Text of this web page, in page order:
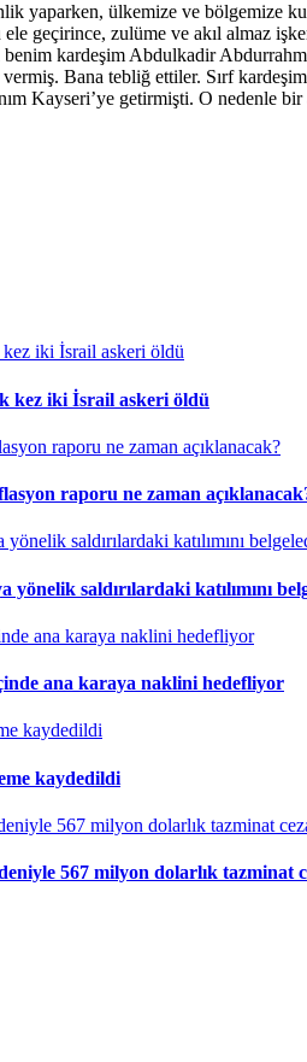
yaparken, ülkemize ve bölgemize
geçirince, zulüme ve akıl almaz
benim kardeşim Abdulkadir
Bana tebliğ ettiler. Sırf
Kayseri’ye getirmişti. O nedenle
kez iki İsrail askeri öldü
raporu ne zaman
saldırılardaki katılımını
ana karaya naklini hedefliyor
kaydedildi
567 milyon dolarlık tazminat